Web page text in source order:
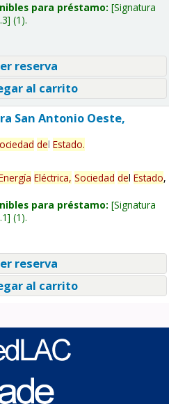
para préstamo: Signatura
(1).
reserva
al carrito
San Antonio Oeste,
del Estado.
Eléctrica, Sociedad del Estado,
para préstamo: Signatura
(1).
reserva
al carrito